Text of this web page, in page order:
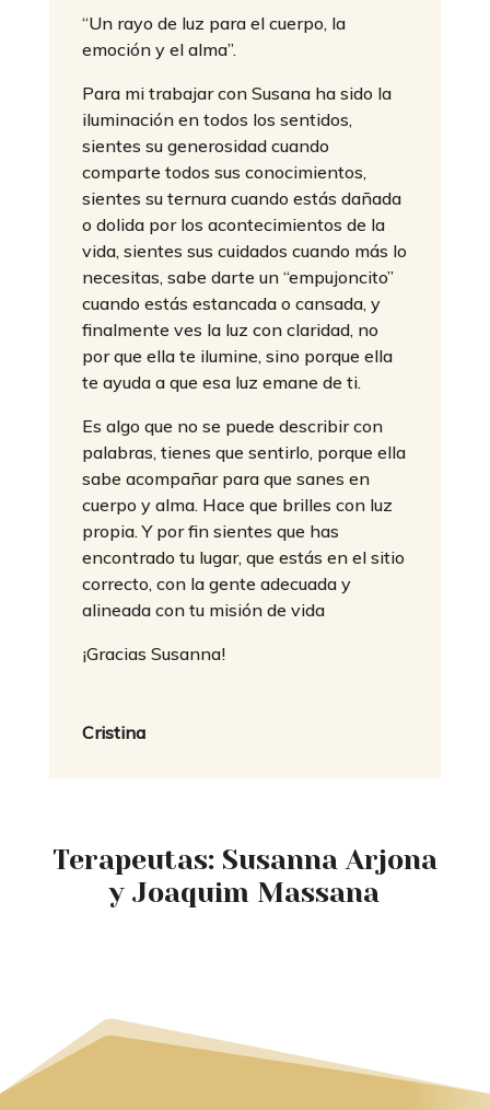
“Un rayo de luz para el cuerpo, la
emoción y el alma”.
Para mi trabajar con Susana ha sido la
iluminación en todos los sentidos,
sientes su generosidad cuando
comparte todos sus conocimientos,
sientes su ternura cuando estás dañada
o dolida por los acontecimientos de la
vida, sientes sus cuidados cuando más lo
necesitas, sabe darte un “empujoncito”
cuando estás estancada o cansada, y
finalmente ves la luz con claridad, no
por que ella te ilumine, sino porque ella
te ayuda a que esa luz emane de ti.
Es algo que no se puede describir con
palabras, tienes que sentirlo, porque ella
sabe acompañar para que sanes en
cuerpo y alma. Hace que brilles con luz
propia. Y por fin sientes que has
encontrado tu lugar, que estás en el sitio
correcto, con la gente adecuada y
alineada con tu misión de vida
¡Gracias Susanna!
Cristina
Terapeutas: Susanna Arjona
y Joaquim Massana